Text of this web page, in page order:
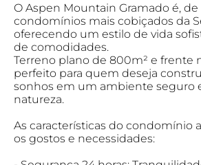
O Aspen Mountain Gramado é,
condomínios mais cobiçados da
oferecendo um estilo de vida
de comodidades.
Terreno plano de 800m² e frente
perfeito para quem deseja
sonhos em um ambiente seguro
natureza.
As características do condomínio
os gostos e necessidades: